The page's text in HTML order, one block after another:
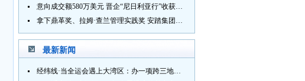
意向成交额580万美元 晋企“尼日利亚行”收获满满
拿下鼎革奖、拉姆·查兰管理实践奖 安踏集团获企业管理权威奖项
最新新闻
经纬线·当全运会遇上大湾区：办一项跨三地的赛事有多硬核？